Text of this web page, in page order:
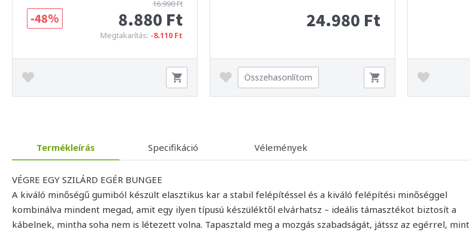
16.990 Ft
8.880 Ft
Megtakarítás: -8.110 Ft
-48% 24.980 Ft
Összehasonlítom
Termékleírás Specifikáció Vélemények
VÉGRE EGY SZILÁRD EGÉR BUNGEE
A kiváló minőségű gumiból készült elasztikus kar a stabil felépítéssel és a kiváló felépítési minőséggel
kombinálva mindent megad, amit egy ilyen típusú készüléktől elvárhatsz – ideális támasztékot biztosít a
kábelnek, mintha soha nem is létezett volna. Tapasztald meg a mozgás szabadságát, játssz az egérrel, mint